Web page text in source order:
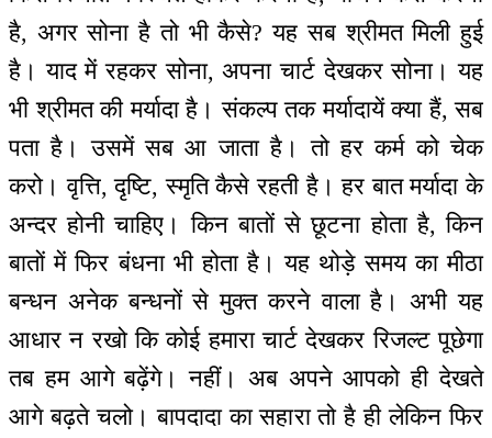
है, अगर सोना है तो भी कैसे? यह सब श्रीमत मिली हुई
है। याद में रहकर सोना, अपना चार्ट देखकर सोना। यह
भी श्रीमत की मर्यादा है। संकल्प तक मर्यादायें क्या हैं, सब
पता है। उसमें सब आ जाता है। तो हर कर्म को चेक
करो। वृत्ति, दृष्टि, स्मृति कैसे रहती है। हर बात मर्यादा के
अन्दर होनी चाहिए। किन बातों से छूटना होता है, किन
बातों में फिर बंधना भी होता है। यह थोड़े समय का मीठा
बन्धन अनेक बन्धनों से मुक्त करने वाला है। अभी यह
आधार न रखो कि कोई हमारा चार्ट देखकर रिजल्ट पूछेगा
तब हम आगे बढ़ेंगे। नहीं। अब अपने आपको ही देखते
आगे बढ़ते चलो। बापदादा का सहारा तो है ही लेकिन फिर